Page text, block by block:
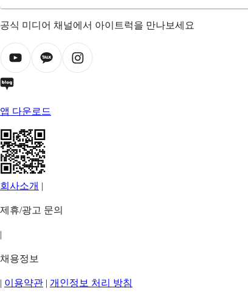
공식 미디어 채널에서 아이트럭을 만나보세요
앱 다운로드
회사소개 |
제휴/광고 문의
|
채용정보
| 이용약관 | 개인정보 처리 방침